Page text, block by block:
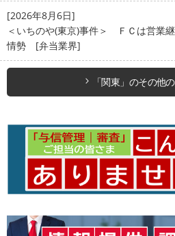
[2026年8月6日]
＜いちのや(東京)事件＞ ＦＣは営業
情勢 [弁当業界]
「関東」のその他